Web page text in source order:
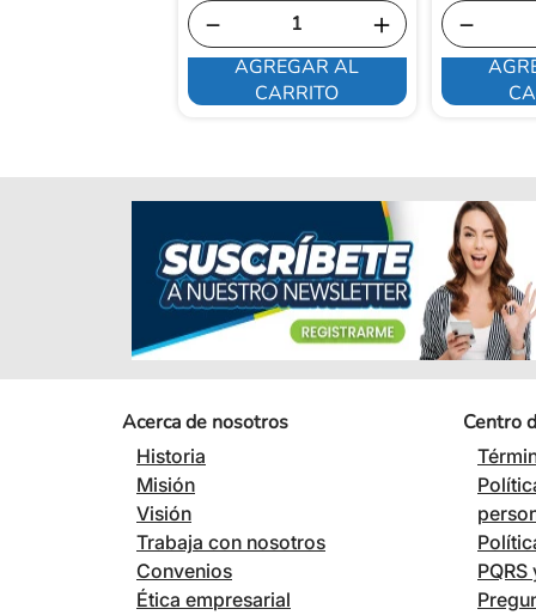
＋
－
AGREGAR AL
CARRITO
－
Acerca de nosotros
Historia
Misión
Visión
Trabaja con nosotros
Convenios
Ética empresarial
Centro